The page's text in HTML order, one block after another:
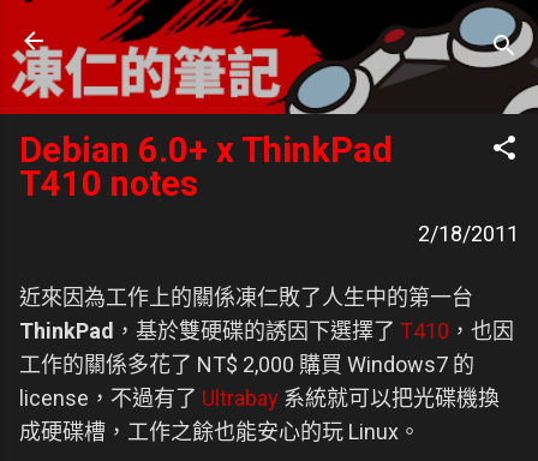
跳到主要內容
凍仁的筆記
- https://note.drx.tw
Debian 6.0+ x ThinkPad
T410 notes
2/18/2011
近來因為工作上的關係凍仁敗了人生中的第一台
ThinkPad ，基於雙硬碟的誘因下選擇了 T410 ，也因
工作的關係多花了 NT$ 2,000 購買 Windows7 的
license，不過有了 Ultrabay 系統就可以把光碟機換
成硬碟槽，工作之餘也能安心的玩 Linux。